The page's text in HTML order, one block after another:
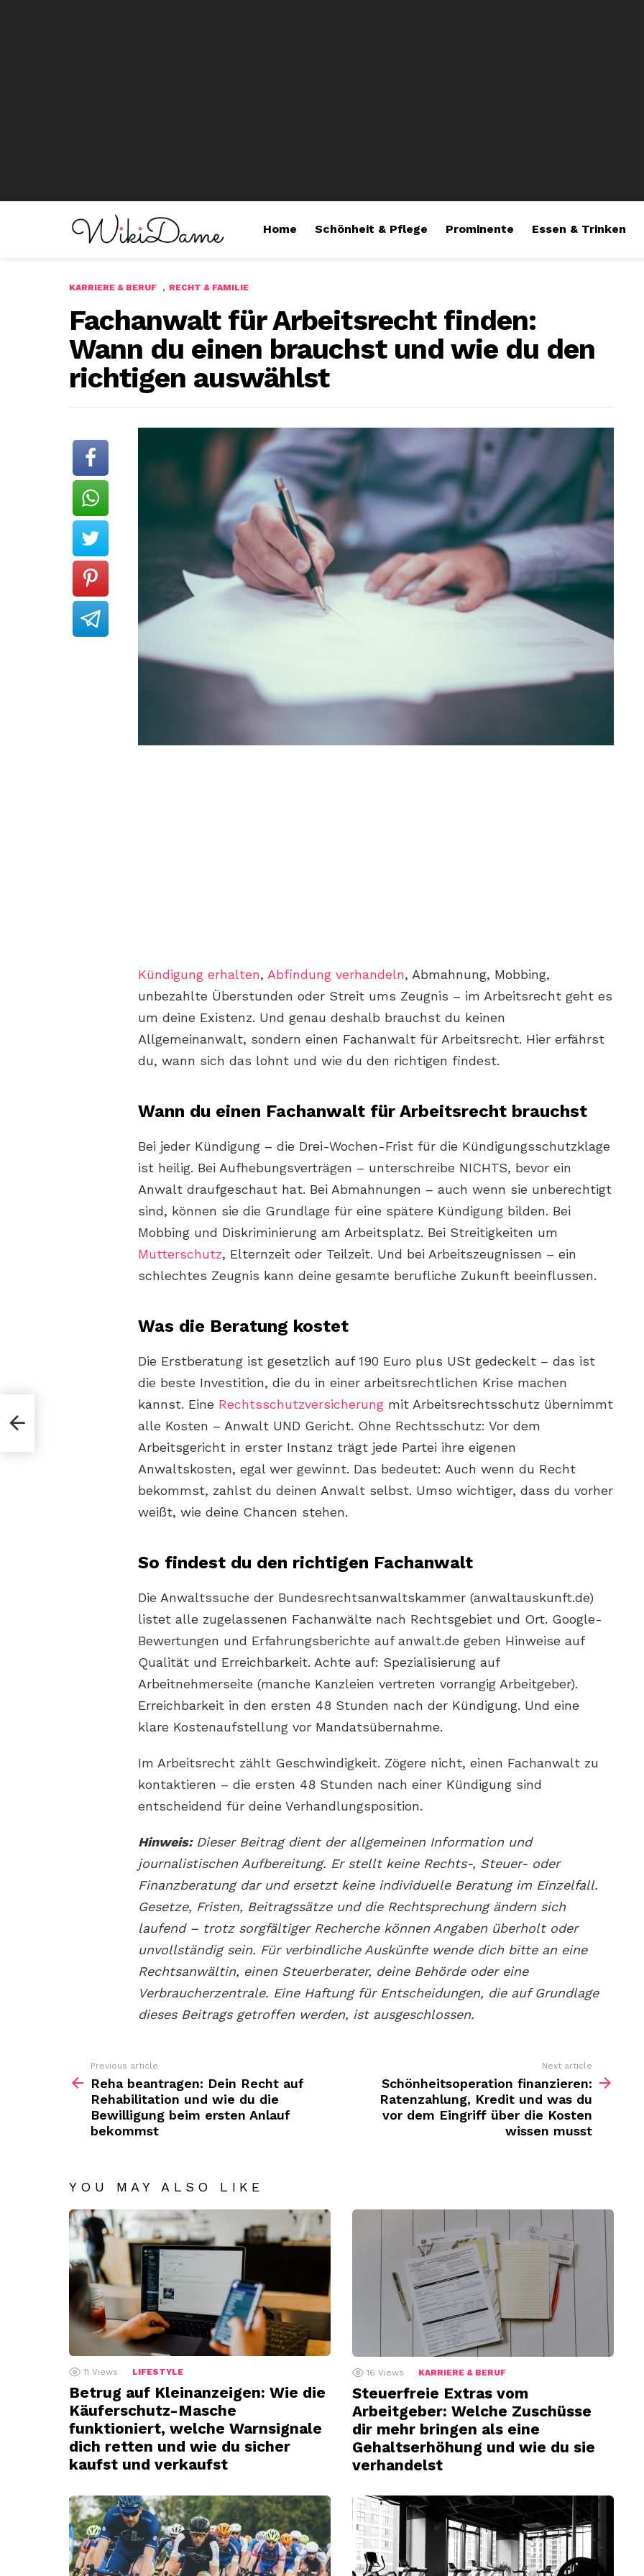
Home Schönheit & Pflege Prominente Essen & Trinken
KARRIERE & BERUF , RECHT & FAMILIE
Fachanwalt für Arbeitsrecht finden:
Wann du einen brauchst und wie du den
richtigen auswählst
Kündigung erhalten, Abfindung verhandeln, Abmahnung, Mobbing,
unbezahlte Überstunden oder Streit ums Zeugnis – im Arbeitsrecht geht es
um deine Existenz. Und genau deshalb brauchst du keinen
Allgemeinanwalt, sondern einen Fachanwalt für Arbeitsrecht. Hier erfährst
du, wann sich das lohnt und wie du den richtigen findest.
Wann du einen Fachanwalt für Arbeitsrecht brauchst
Bei jeder Kündigung – die Drei-Wochen-Frist für die Kündigungsschutzklage
ist heilig. Bei Aufhebungsverträgen – unterschreibe NICHTS, bevor ein
Anwalt draufgeschaut hat. Bei Abmahnungen – auch wenn sie unberechtigt
sind, können sie die Grundlage für eine spätere Kündigung bilden. Bei
Mobbing und Diskriminierung am Arbeitsplatz. Bei Streitigkeiten um
Mutterschutz, Elternzeit oder Teilzeit. Und bei Arbeitszeugnissen – ein
schlechtes Zeugnis kann deine gesamte berufliche Zukunft beeinflussen.
Was die Beratung kostet
Die Erstberatung ist gesetzlich auf 190 Euro plus USt gedeckelt – das ist
die beste Investition, die du in einer arbeitsrechtlichen Krise machen
kannst. Eine Rechtsschutzversicherung mit Arbeitsrechtsschutz übernimmt
alle Kosten – Anwalt UND Gericht. Ohne Rechtsschutz: Vor dem
Arbeitsgericht in erster Instanz trägt jede Partei ihre eigenen
Anwaltskosten, egal wer gewinnt. Das bedeutet: Auch wenn du Recht
bekommst, zahlst du deinen Anwalt selbst. Umso wichtiger, dass du vorher
weißt, wie deine Chancen stehen.
So findest du den richtigen Fachanwalt
Die Anwaltssuche der Bundesrechtsanwaltskammer (anwaltauskunft.de)
listet alle zugelassenen Fachanwälte nach Rechtsgebiet und Ort. Google-
Bewertungen und Erfahrungsberichte auf anwalt.de geben Hinweise auf
Qualität und Erreichbarkeit. Achte auf: Spezialisierung auf
Arbeitnehmerseite (manche Kanzleien vertreten vorrangig Arbeitgeber).
Erreichbarkeit in den ersten 48 Stunden nach der Kündigung. Und eine
klare Kostenaufstellung vor Mandatsübernahme.
Im Arbeitsrecht zählt Geschwindigkeit. Zögere nicht, einen Fachanwalt zu
kontaktieren – die ersten 48 Stunden nach einer Kündigung sind
entscheidend für deine Verhandlungsposition.
Hinweis:Dieser Beitrag dient der allgemeinen Information und
journalistischen Aufbereitung. Er stellt keine Rechts-, Steuer- oder
Finanzberatung dar und ersetzt keine individuelle Beratung im Einzelfall.
Gesetze, Fristen, Beitragssätze und die Rechtsprechung ändern sich
laufend – trotz sorgfältiger Recherche können Angaben überholt oder
unvollständig sein. Für verbindliche Auskünfte wende dich bitte an eine
Rechtsanwältin, einen Steuerberater, deine Behörde oder eine
Verbraucherzentrale. Eine Haftung für Entscheidungen, die auf Grundlage
dieses Beitrags getroffen werden, ist ausgeschlossen.
more
Previous article
Reha beantragen: Dein Recht auf
Rehabilitation und wie du die
Bewilligung beim ersten Anlauf
bekommst
Next article
Schönheitsoperation finanzieren:
Ratenzahlung, Kredit und was du
vor dem Eingriff über die Kosten
wissen musst
YOU MAY ALSO LIKE
11 Views LIFESTYLE
Betrug auf Kleinanzeigen: Wie die
Käuferschutz-Masche
funktioniert, welche Warnsignale
dich retten und wie du sicher
kaufst und verkaufst
16 Views KARRIERE & BERUF
Steuerfreie Extras vom
Arbeitgeber: Welche Zuschüsse
dir mehr bringen als eine
Gehaltserhöhung und wie du sie
verhandelst